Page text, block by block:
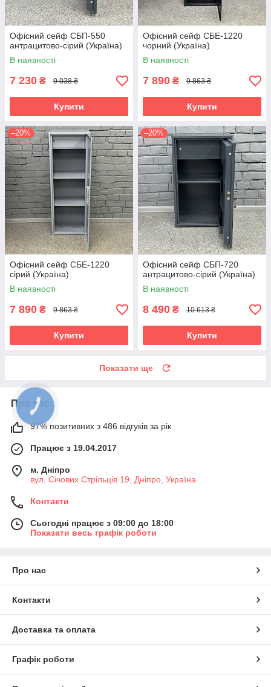
Офісний сейф CБП-550
антрацитово-сірий (Україна)
В наявності
7 230 ₴ 9 038 ₴
Купити
Офісний сейф СБЕ-1220
чорний (Україна)
В наявності
7 890 ₴ 9 863 ₴
Купити
–20%
Офісний сейф СБЕ-1220
сірий (Україна)
В наявності
7 890 ₴ 9 863 ₴
Купити
–20%
Офісний сейф CБП-720
антрацитово-сірий (Україна)
В наявності
8 490 ₴ 10 613 ₴
Купити
Показати ще
Про нас
97% позитивних з 486 відгуків за рік
Працює з 19.04.2017
м. Дніпро
вул. Січових Стрільців 19, Дніпро, Україна
Контакти
Сьогодні працює з 09:00 до 18:00
Показати весь графік роботи
Про нас
Контакти
Доставка та оплата
Графік роботи